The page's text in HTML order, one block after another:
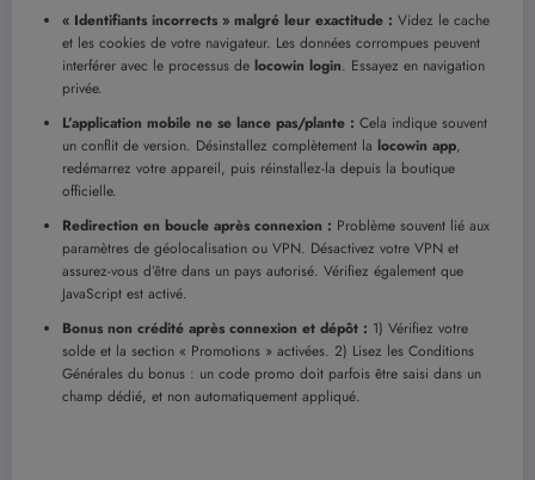
« Identifiants incorrects » malgré leur exactitude : Videz le cache
et les cookies de votre navigateur. Les données corrompues peuvent
interférer avec le processus de locowin login. Essayez en navigation
privée.
L’application mobile ne se lance pas/plante : Cela indique souvent
un conflit de version. Désinstallez complètement la locowin app,
redémarrez votre appareil, puis réinstallez-la depuis la boutique
officielle.
Redirection en boucle après connexion : Problème souvent lié aux
paramètres de géolocalisation ou VPN. Désactivez votre VPN et
assurez-vous d’être dans un pays autorisé. Vérifiez également que
JavaScript est activé.
Bonus non crédité après connexion et dépôt : 1) Vérifiez votre
solde et la section « Promotions » activées. 2) Lisez les Conditions
Générales du bonus : un code promo doit parfois être saisi dans un
champ dédié, et non automatiquement appliqué.